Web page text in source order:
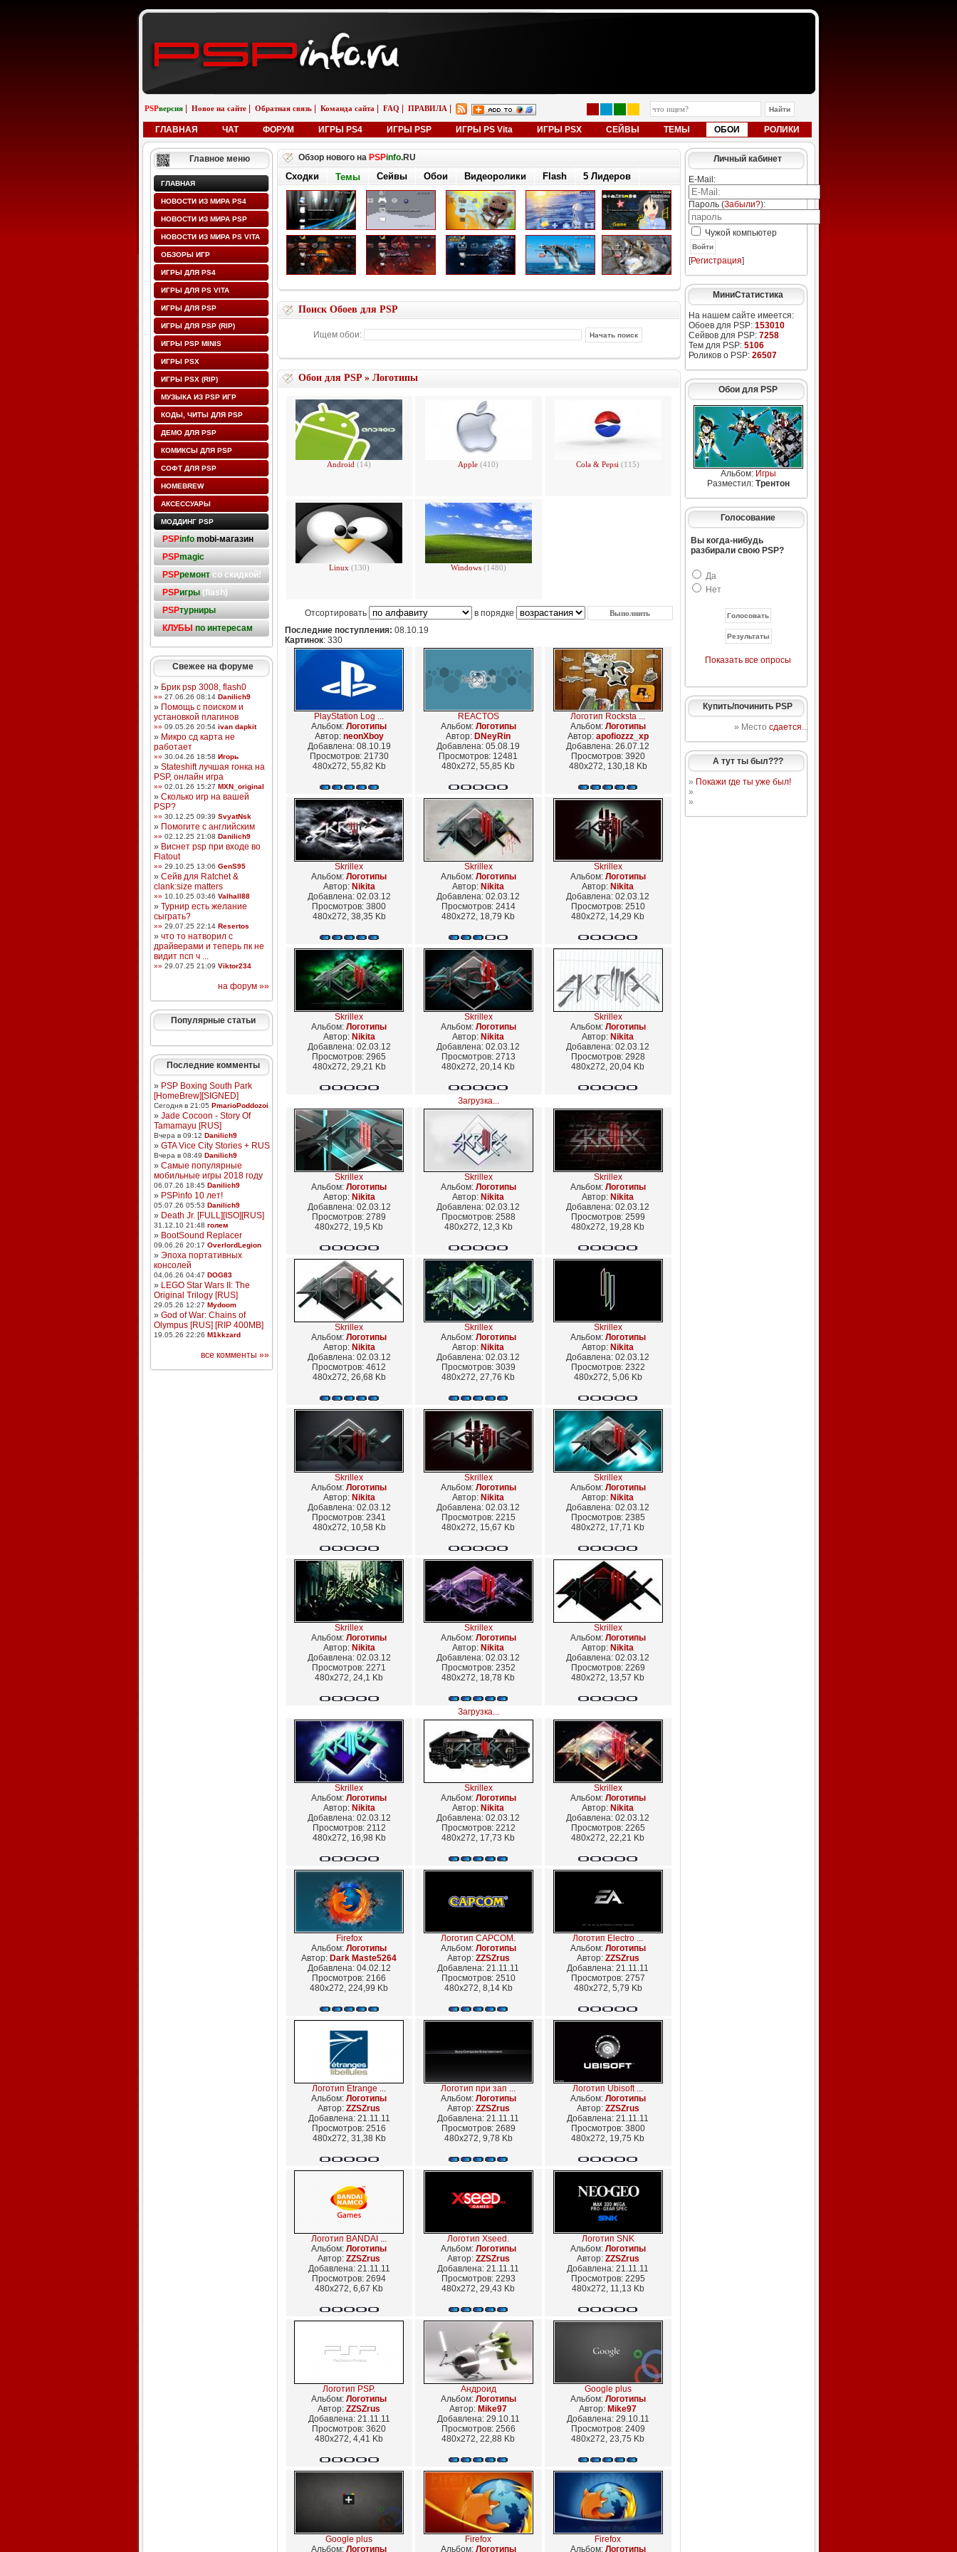
PSPверсия Новое на сайте Обратная связь Команда сайта FAQ ПРАВИЛА
ГЛАВНАЯ ЧАТ ФОРУМ ИГРЫ PS4 ИГРЫ PSP ИГРЫ PS Vita ИГРЫ PSX СЕЙВЫ ТЕМЫ ОБОИ РОЛИКИ
Главное меню
ГЛАВНАЯ
НОВОСТИ ИЗ МИРА PS4
НОВОСТИ ИЗ МИРА PSP
НОВОСТИ ИЗ МИРА PS VITA
ОБЗОРЫ ИГР
ИГРЫ ДЛЯ PS4
ИГРЫ ДЛЯ PS VITA
ИГРЫ ДЛЯ PSP
ИГРЫ ДЛЯ PSP (RIP)
ИГРЫ PSP MINIS
ИГРЫ PSX
ИГРЫ PSX (RIP)
МУЗЫКА ИЗ PSP ИГР
КОДЫ, ЧИТЫ ДЛЯ PSP
ДЕМО ДЛЯ PSP
КОМИКСЫ ДЛЯ PSP
СОФТ ДЛЯ PSP
HOMEBREW
АКСЕССУАРЫ
МОДДИНГ PSP
PSPinfo mobi-магазин
PSPmagic
PSPремонтсо скидкой!
PSPигры(flash)
PSPтурниры
КЛУБЫ по интересам
Свежее на форуме
» Брик psp 3008, flash0
»» 27.06.26 08:14 Danilich9
» Помощь с поиском и
установкой плагинов
»» 09.05.26 20:54 ivan dapkit
» Микро сд карта не
работает
»» 30.04.26 18:58 Игорь
» Stateshift лучшая гонка на
PSP, онлайн игра
»» 02.01.26 15:27 MXN_original
» Сколько игр на вашей
PSP?
»» 30.12.25 09:39 SvyatNsk
» Помогите с английским
»» 02.12.25 21:08 Danilich9
» Виснет psp при входе во
Flatout
»» 29.10.25 13:06 GenS95
» Сейв для Ratchet &
clank:size matters
»» 10.10.25 03:46 Valhall88
» Турнир есть желание
сыграть?
»» 29.07.25 22:14 Resertos
» что то натворил с
драйверами и теперь пк не
видит псп ч ...
»» 29.07.25 21:09 Viktor234
на форум »»
Популярные статьи
Последние комменты
» PSP Boxing South Park
[HomeBrew][SIGNED]
Сегодня в 21:05 PmarioPoddozoi
» Jade Cocoon - Story Of
Tamamayu [RUS]
Вчера в 09:12 Danilich9
» GTA Vice City Stories + RUS
Вчера в 08:49 Danilich9
» Самые популярные
мобильные игры 2018 году
06.07.26 18:45 Danilich9
» PSPinfo 10 лет!
05.07.26 05:53 Danilich9
» Death Jr. [FULL][ISO][RUS]
31.12.10 21:48 голем
» BootSound Replacer
09.06.26 20:17 OverlordLegion
» Эпоха портативных
консолей
04.06.26 04:47 DOG83
» LEGO Star Wars II: The
Original Trilogy [RUS]
29.05.26 12:27 Mydoom
» God of War: Chains of
Olympus [RUS] [RIP 400MB]
19.05.26 22:26 M1kkzard
все комменты »»
Обзор нового на PSPinfo.RU
Сходки Темы Сейвы Обои Видеоролики Flash 5 Лидеров
Поиск Обоев для PSP
Ищем обои:
Обои для PSP» Логотипы
Android (14) Apple (410) Cola & Pepsi (115)
Linux (130) Windows (1480)
Отсортировать
в порядке
Последние поступления: 08.10.19
Картинок: 330
PlayStation Log ...
Альбом: Логотипы
Автор: neonXboy
Добавлена: 08.10.19
Просмотров: 21730
480x272, 55,82 Kb
REACTOS
Альбом: Логотипы
Автор: DNeyRin
Добавлена: 05.08.19
Просмотров: 12481
480x272, 55,85 Kb
Логотип Rocksta ...
Альбом: Логотипы
Автор: apofiozzz_xp
Добавлена: 26.07.12
Просмотров: 3920
480x272, 130,18 Kb
Skrillex
Альбом: Логотипы
Автор: Nikita
Добавлена: 02.03.12
Просмотров: 3800
480x272, 38,35 Kb
Skrillex
Альбом: Логотипы
Автор: Nikita
Добавлена: 02.03.12
Просмотров: 2414
480x272, 18,79 Kb
Skrillex
Альбом: Логотипы
Автор: Nikita
Добавлена: 02.03.12
Просмотров: 2510
480x272, 14,29 Kb
Skrillex
Альбом: Логотипы
Автор: Nikita
Добавлена: 02.03.12
Просмотров: 2965
480x272, 29,21 Kb
Skrillex
Альбом: Логотипы
Автор: Nikita
Добавлена: 02.03.12
Просмотров: 2713
480x272, 20,14 Kb
Skrillex
Альбом: Логотипы
Автор: Nikita
Добавлена: 02.03.12
Просмотров: 2928
480x272, 20,04 Kb
Загрузка...
Skrillex
Альбом: Логотипы
Автор: Nikita
Добавлена: 02.03.12
Просмотров: 2789
480x272, 19,5 Kb
Skrillex
Альбом: Логотипы
Автор: Nikita
Добавлена: 02.03.12
Просмотров: 2588
480x272, 12,3 Kb
Skrillex
Альбом: Логотипы
Автор: Nikita
Добавлена: 02.03.12
Просмотров: 2599
480x272, 19,28 Kb
Skrillex
Альбом: Логотипы
Автор: Nikita
Добавлена: 02.03.12
Просмотров: 4612
480x272, 26,68 Kb
Skrillex
Альбом: Логотипы
Автор: Nikita
Добавлена: 02.03.12
Просмотров: 3039
480x272, 27,76 Kb
Skrillex
Альбом: Логотипы
Автор: Nikita
Добавлена: 02.03.12
Просмотров: 2322
480x272, 5,06 Kb
Skrillex
Альбом: Логотипы
Автор: Nikita
Добавлена: 02.03.12
Просмотров: 2341
480x272, 10,58 Kb
Skrillex
Альбом: Логотипы
Автор: Nikita
Добавлена: 02.03.12
Просмотров: 2215
480x272, 15,67 Kb
Skrillex
Альбом: Логотипы
Автор: Nikita
Добавлена: 02.03.12
Просмотров: 2385
480x272, 17,71 Kb
Skrillex
Альбом: Логотипы
Автор: Nikita
Добавлена: 02.03.12
Просмотров: 2271
480x272, 24,1 Kb
Skrillex
Альбом: Логотипы
Автор: Nikita
Добавлена: 02.03.12
Просмотров: 2352
480x272, 18,78 Kb
Skrillex
Альбом: Логотипы
Автор: Nikita
Добавлена: 02.03.12
Просмотров: 2269
480x272, 13,57 Kb
Загрузка...
Skrillex
Альбом: Логотипы
Автор: Nikita
Добавлена: 02.03.12
Просмотров: 2112
480x272, 16,98 Kb
Skrillex
Альбом: Логотипы
Автор: Nikita
Добавлена: 02.03.12
Просмотров: 2212
480x272, 17,73 Kb
Skrillex
Альбом: Логотипы
Автор: Nikita
Добавлена: 02.03.12
Просмотров: 2265
480x272, 22,21 Kb
Firefox
Альбом: Логотипы
Автор: Dark Maste5264
Добавлена: 04.02.12
Просмотров: 2166
480x272, 224,99 Kb
Логотип CAPCOM.
Альбом: Логотипы
Автор: ZZSZrus
Добавлена: 21.11.11
Просмотров: 2510
480x272, 8,14 Kb
Логотип Electro ...
Альбом: Логотипы
Автор: ZZSZrus
Добавлена: 21.11.11
Просмотров: 2757
480x272, 5,79 Kb
Логотип Etrange ...
Альбом: Логотипы
Автор: ZZSZrus
Добавлена: 21.11.11
Просмотров: 2516
480x272, 31,38 Kb
Логотип при зап ...
Альбом: Логотипы
Автор: ZZSZrus
Добавлена: 21.11.11
Просмотров: 2689
480x272, 9,78 Kb
Логотип Ubisoft ...
Альбом: Логотипы
Автор: ZZSZrus
Добавлена: 21.11.11
Просмотров: 3800
480x272, 19,75 Kb
Логотип BANDAI ...
Альбом: Логотипы
Автор: ZZSZrus
Добавлена: 21.11.11
Просмотров: 2694
480x272, 6,67 Kb
Логотип Xseed.
Альбом: Логотипы
Автор: ZZSZrus
Добавлена: 21.11.11
Просмотров: 2293
480x272, 29,43 Kb
Логотип SNK
Альбом: Логотипы
Автор: ZZSZrus
Добавлена: 21.11.11
Просмотров: 2295
480x272, 11,13 Kb
Логотип PSP.
Альбом: Логотипы
Автор: ZZSZrus
Добавлена: 21.11.11
Просмотров: 3620
480x272, 4,41 Kb
Андроид
Альбом: Логотипы
Автор: Mike97
Добавлена: 29.10.11
Просмотров: 2566
480x272, 22,88 Kb
Google plus
Альбом: Логотипы
Автор: Mike97
Добавлена: 29.10.11
Просмотров: 2409
480x272, 23,75 Kb
Google plus
Альбом: Логотипы
Firefox
Альбом: Логотипы
Firefox
Альбом: Логотипы
Личный кабинет
E-Mail:
Пароль (Забыли?):
Чужой компьютер
Войти
[Регистрация]
МиниСтатистика
На нашем сайте имеется:
Обоев для PSP: 153010
Сейвов для PSP: 7258
Тем для PSP: 5106
Роликов о PSP: 26507
Обои для PSP
Альбом: Игры
Разместил: Трентон
Голосование
Вы когда-нибудь
разбирали свою PSP?
Да
Нет
Показать все опросы
Купить/починить PSP
» Место сдается...
А тут ты был???
» Покажи где ты уже был!
»
»